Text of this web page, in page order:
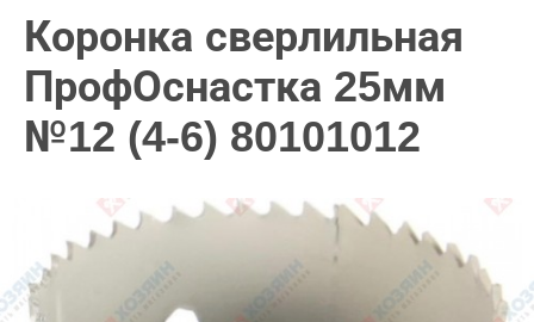
Коронка сверлильная
ПрофОснастка 25мм
№12 (4-6) 80101012